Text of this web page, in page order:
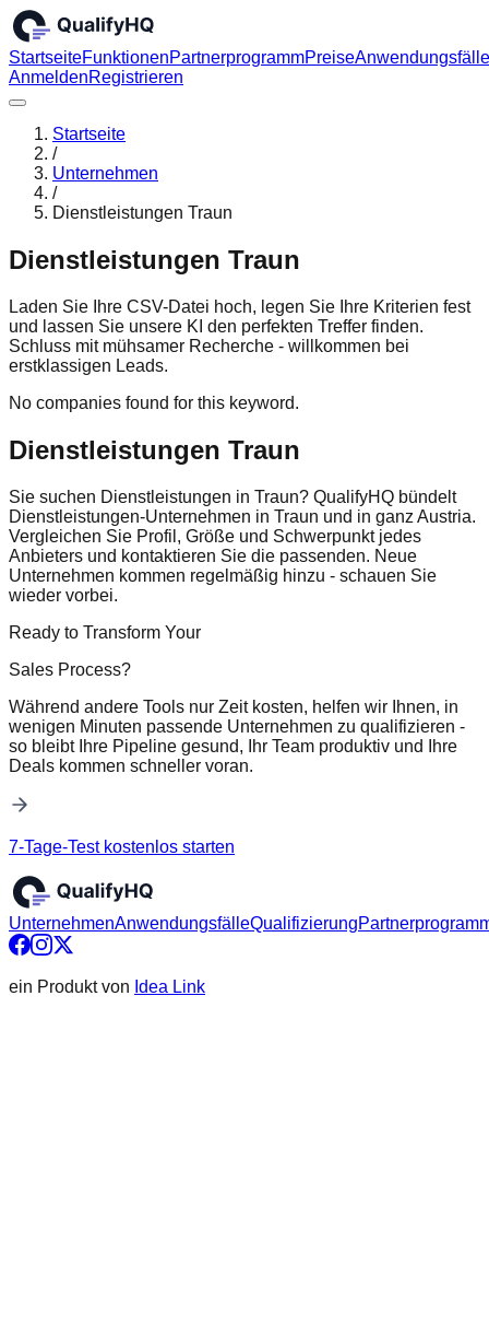
StartseiteFunktionenPartnerprogrammPreiseAnwendungsfälle
AnmeldenRegistrieren
Startseite
/
Unternehmen
/
Dienstleistungen Traun
Dienstleistungen Traun
Laden Sie Ihre CSV-Datei hoch, legen Sie Ihre Kriterien fest
und lassen Sie unsere KI den perfekten Treffer finden.
Schluss mit mühsamer Recherche - willkommen bei
erstklassigen Leads.
No companies found for this keyword.
Dienstleistungen Traun
Sie suchen Dienstleistungen in Traun? QualifyHQ bündelt
Dienstleistungen-Unternehmen in Traun und in ganz Austria.
Vergleichen Sie Profil, Größe und Schwerpunkt jedes
Anbieters und kontaktieren Sie die passenden. Neue
Unternehmen kommen regelmäßig hinzu - schauen Sie
wieder vorbei.
Ready to Transform Your
Sales Process?
Während andere Tools nur Zeit kosten, helfen wir Ihnen, in
wenigen Minuten passende Unternehmen zu qualifizieren -
so bleibt Ihre Pipeline gesund, Ihr Team produktiv und Ihre
Deals kommen schneller voran.
7-Tage-Test kostenlos starten
UnternehmenAnwendungsfälleQualifizierung
ein Produkt von Idea Link